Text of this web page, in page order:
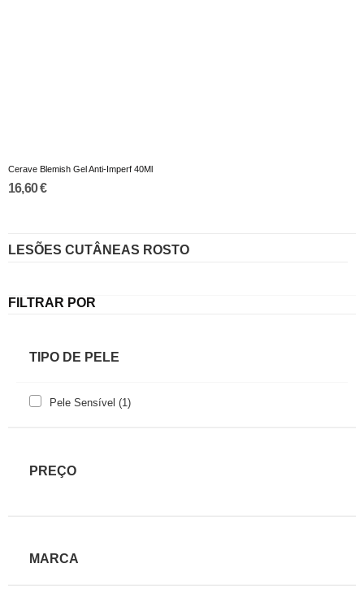
LESÕES CUTÂNEAS ROSTO
FILTRAR POR
TIPO DE PELE
Pele Sensível(1)
PREÇO
MARCA
Cerave Blemish Gel Anti-Imperf 40Ml
16,60 €